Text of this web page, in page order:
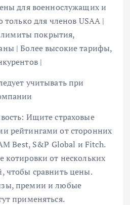
для военнослужащих и
только для членов USAA |
покрытия,
| Более высокие тарифы,
|
учитывать при
Ищите страховые
рейтингами от сторонних
Best, S&P Global и Fitch.
котировки от нескольких
чтобы сравнить цены.
премии и любые
применяться.